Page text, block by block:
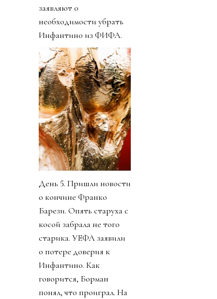
заявляют о
необходимости убрать
Инфантино из ФИФА.
День 5. Пришли новости
о кончине Франко
Барези. Опять старуха с
косой забрала не того
старика. УЕФА заявили
о потере доверия к
Инфантино. Как
говорится, Борман
понял, что проиграл. На